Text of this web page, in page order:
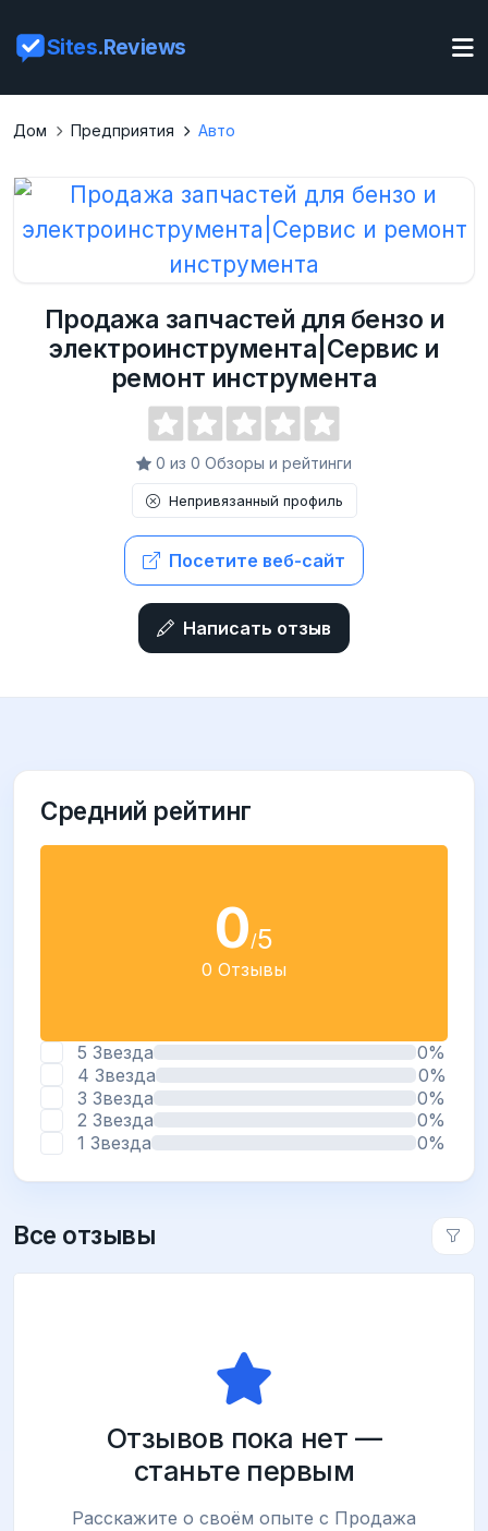
Sites.Reviews
Дом Предприятия Авто
Продажа запчастей для бензо и
электроинструмента|Сервис и
ремонт инструмента
0 из 0 Обзоры и рейтинги
Непривязанный профиль
Посетите веб-сайт
Написать отзыв
Средний рейтинг
0/5
0 Отзывы
5 Звезда
0%
4 Звезда
0%
3 Звезда
0%
2 Звезда
0%
1 Звезда
0%
Все отзывы
Отзывов пока нет —
станьте первым
Расскажите о своём опыте с Продажа